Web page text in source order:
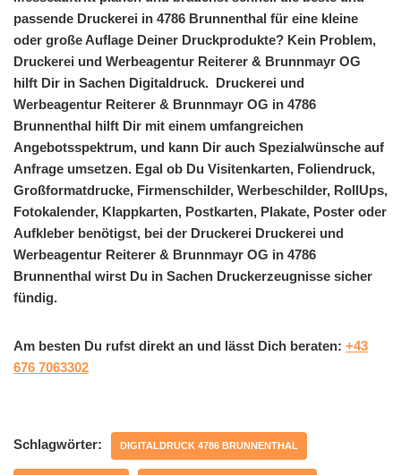
passende Druckerei in 4786 Brunnenthal für eine kleine
oder große Auflage Deiner Druckprodukte? Kein Problem,
Druckerei und Werbeagentur Reiterer & Brunnmayr OG
hilft Dir in Sachen Digitaldruck. Druckerei und
Werbeagentur Reiterer & Brunnmayr OG in 4786
Brunnenthal hilft Dir mit einem umfangreichen
Angebotsspektrum, und kann Dir auch Spezialwünsche auf
Anfrage umsetzen. Egal ob Du Visitenkarten, Foliendruck,
Großformatdrucke, Firmenschilder, Werbeschilder, RollUps,
Fotokalender, Klappkarten, Postkarten, Plakate, Poster oder
Aufkleber benötigst, bei der Druckerei Druckerei und
Werbeagentur Reiterer & Brunnmayr OG in 4786
Brunnenthal wirst Du in Sachen Druckerzeugnisse sicher
fündig.
Am besten Du rufst direkt an und lässt Dich beraten: +43
676 7063302
Schlagwörter: DIGITALDRUCK 4786 BRUNNENTHAL